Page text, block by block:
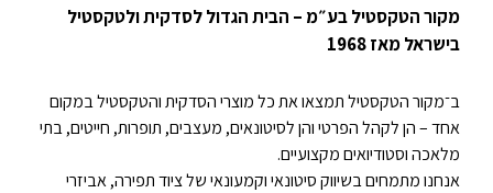
מקור הטקסטיל בע״מ – הבית הגדול לסדקית ולטקסטיל
בישראל מאז 1968
ב־מקור הטקסטיל תמצאו את כל מוצרי הסדקית והטקסטיל במקום
אחד – הן לקהל הפרטי והן לסיטונאים, מעצבים, תופרות, חייטים, בתי
מלאכה וסטודיואים מקצועיים.
אנחנו מתמחים בשיווק סיטונאי וקמעונאי של ציוד תפירה, אביזרי